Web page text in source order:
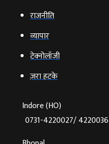
राजनीति
व्‍यापार
टेक्‍नोलॉजी
ज़रा हटके
Indore (HO)
0731-4220027/ 4220036